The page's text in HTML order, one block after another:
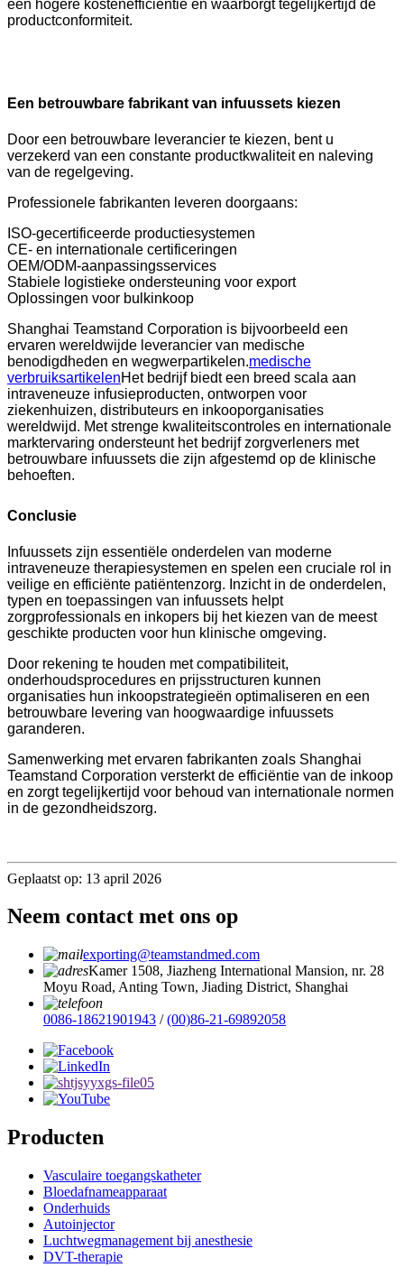
een hogere kostenefficiëntie en waarborgt tegelijkertijd de
productconformiteit.
Een betrouwbare fabrikant van infuussets kiezen
Door een betrouwbare leverancier te kiezen, bent u
verzekerd van een constante productkwaliteit en naleving
van de regelgeving.
Professionele fabrikanten leveren doorgaans:
ISO-gecertificeerde productiesystemen
CE- en internationale certificeringen
OEM/ODM-aanpassingsservices
Stabiele logistieke ondersteuning voor export
Oplossingen voor bulkinkoop
Shanghai Teamstand Corporation is bijvoorbeeld een
ervaren wereldwijde leverancier van medische
benodigdheden en wegwerpartikelen.medische
verbruiksartikelenHet bedrijf biedt een breed scala aan
intraveneuze infusieproducten, ontworpen voor
ziekenhuizen, distributeurs en inkooporganisaties
wereldwijd. Met strenge kwaliteitscontroles en internationale
marktervaring ondersteunt het bedrijf zorgverleners met
betrouwbare infuussets die zijn afgestemd op de klinische
behoeften.
Conclusie
Infuussets zijn essentiële onderdelen van moderne
intraveneuze therapiesystemen en spelen een cruciale rol in
veilige en efficiënte patiëntenzorg. Inzicht in de onderdelen,
typen en toepassingen van infuussets helpt
zorgprofessionals en inkopers bij het kiezen van de meest
geschikte producten voor hun klinische omgeving.
Door rekening te houden met compatibiliteit,
onderhoudsprocedures en prijsstructuren kunnen
organisaties hun inkoopstrategieën optimaliseren en een
betrouwbare levering van hoogwaardige infuussets
garanderen.
Samenwerking met ervaren fabrikanten zoals Shanghai
Teamstand Corporation versterkt de efficiëntie van de inkoop
en zorgt tegelijkertijd voor behoud van internationale normen
in de gezondheidszorg.
Geplaatst op: 13 april 2026
Neem contact met ons op
exporting@teamstandmed.com
Kamer 1508, Jiazheng International Mansion, nr. 28
Moyu Road, Anting Town, Jiading District, Shanghai
0086-18621901943 /(00)86-21-69892058
Producten
Vasculaire toegangskatheter
Bloedafnameapparaat
Onderhuids
Autoinjector
Luchtwegmanagement bij anesthesie
DVT-therapie